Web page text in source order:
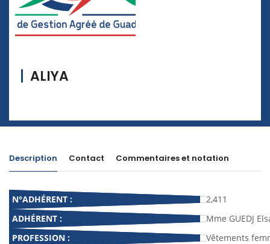
ALIYA
Description Contact Commentaires et notation
N°ADHÉRENT :
2,411
ADHÉRENT :
Mme GUEDJ
PROFESSION :
Vêtements